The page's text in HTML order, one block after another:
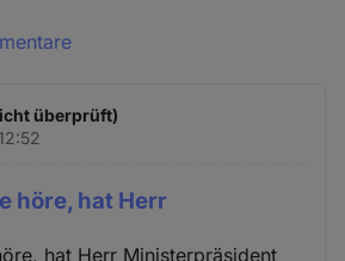
überprüft)
höre, hat Herr
hat Herr Ministerpräsident